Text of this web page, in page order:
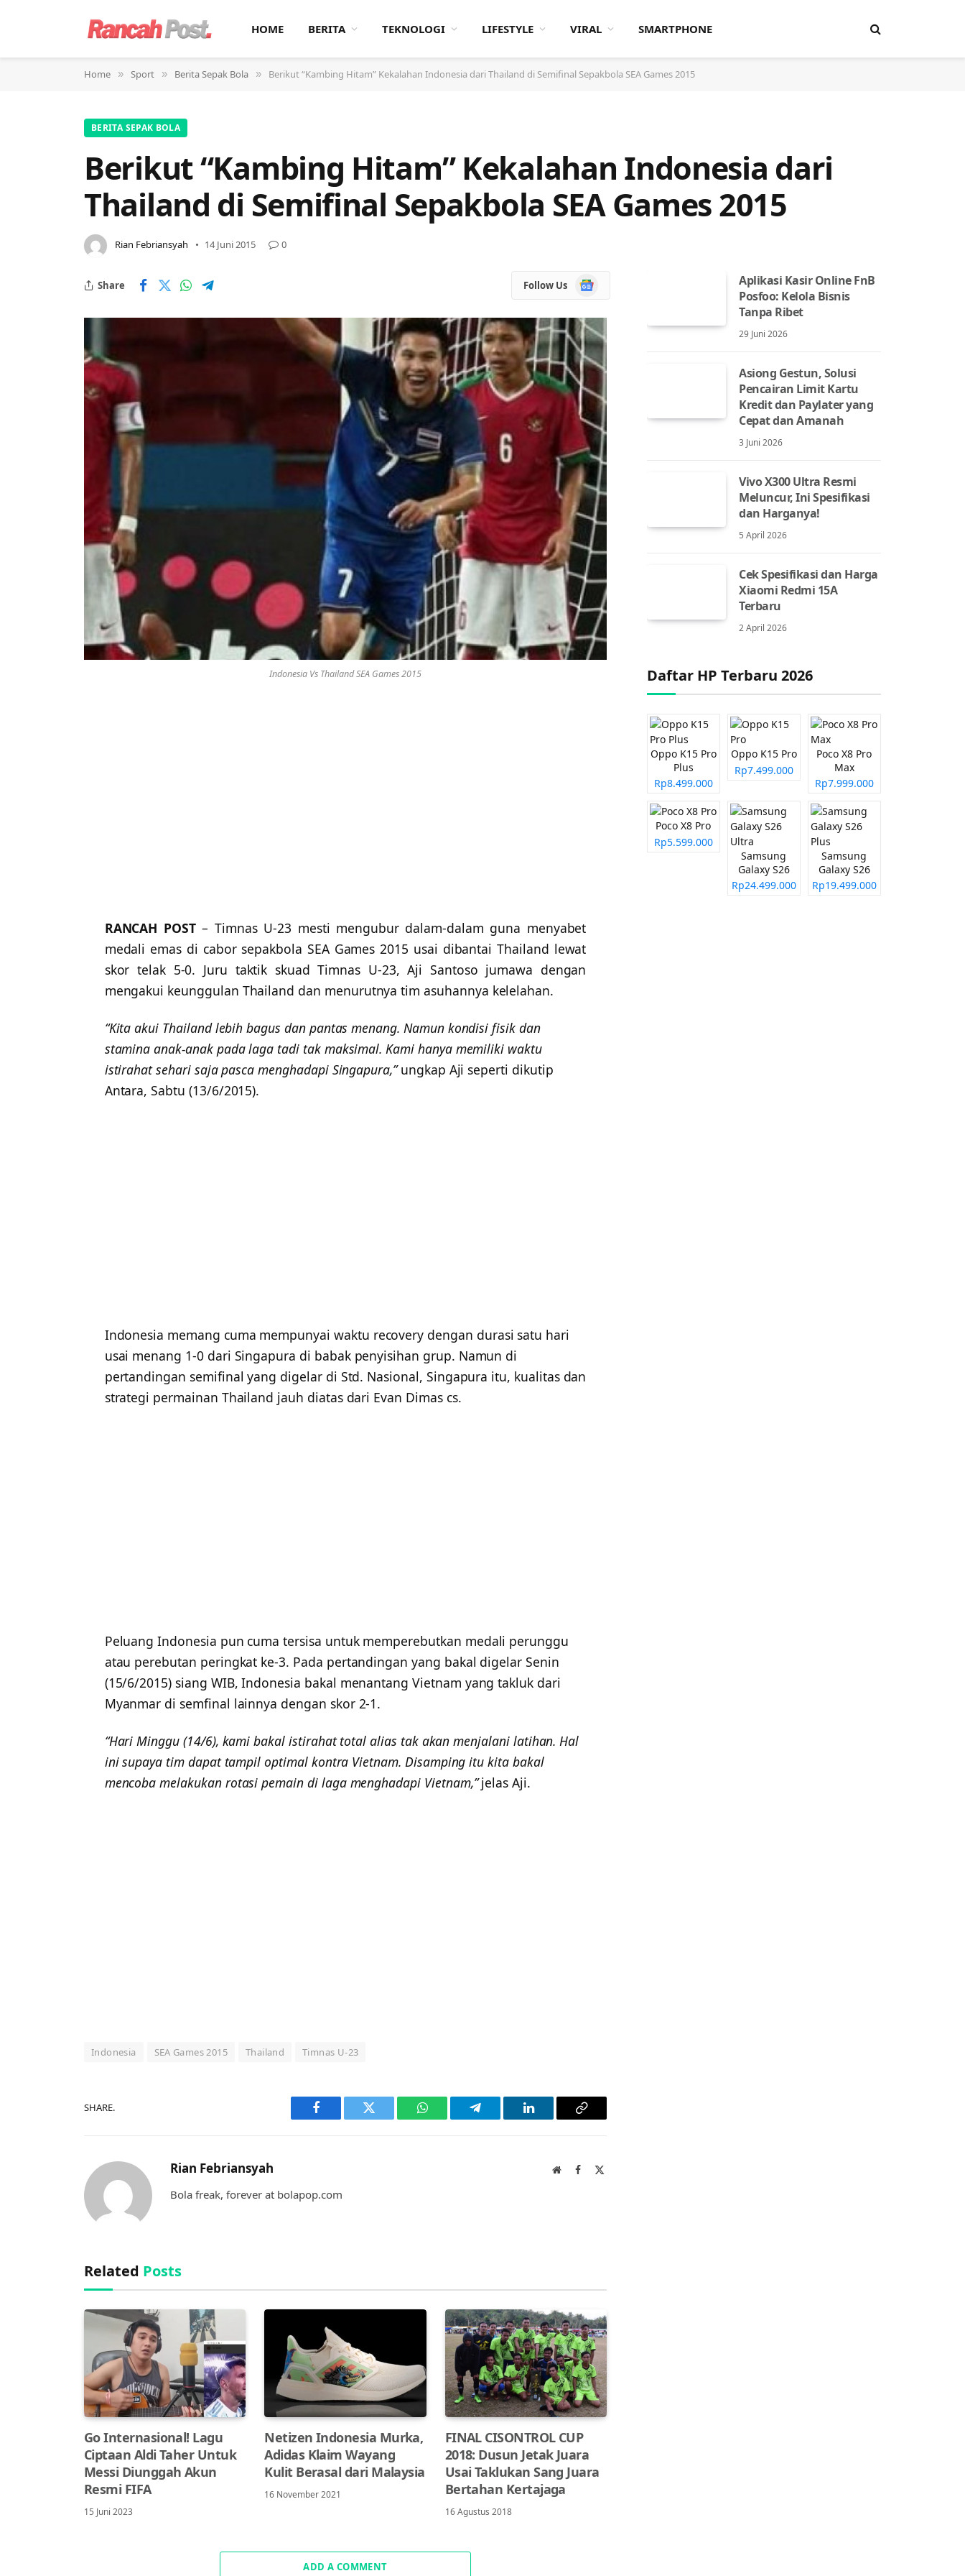
HOME BERITA TEKNOLOGI LIFESTYLE VIRAL SMARTPHONE
Home » Sport » Berita Sepak Bola » Berikut “Kambing Hitam” Kekalahan Indonesia dari Thailand di Semifinal Sepakbola SEA Games 2015
BERITA SEPAK BOLA
Berikut “Kambing Hitam” Kekalahan Indonesia dari
Thailand di Semifinal Sepakbola SEA Games 2015
Rian Febriansyah 14 Juni 2015 0
Share Follow Us
Google
News
Indonesia Vs Thailand SEA Games 2015
RANCAH POST– Timnas U-23 mesti mengubur dalam-dalam guna menyabet
medali emas di cabor sepakbola SEA Games 2015 usai dibantai Thailand lewat
skor telak 5-0. Juru taktik skuad Timnas U-23, Aji Santoso jumawa dengan
mengakui keunggulan Thailand dan menurutnya tim asuhannya kelelahan.
“Kita akui Thailand lebih bagus dan pantas menang. Namun kondisi fisik dan
stamina anak-anak pada laga tadi tak maksimal. Kami hanya memiliki waktu
istirahat sehari saja pasca menghadapi Singapura,”ungkap Aji seperti dikutip
Antara, Sabtu (13/6/2015).
Indonesia memang cuma mempunyai waktu recovery dengan durasi satu hari
usai menang 1-0 dari Singapura di babak penyisihan grup. Namun di
pertandingan semifinal yang digelar di Std. Nasional, Singapura itu, kualitas dan
strategi permainan Thailand jauh diatas dari Evan Dimas cs.
Peluang Indonesia pun cuma tersisa untuk memperebutkan medali perunggu
atau perebutan peringkat ke-3. Pada pertandingan yang bakal digelar Senin
(15/6/2015) siang WIB, Indonesia bakal menantang Vietnam yang takluk dari
Myanmar di semfinal lainnya dengan skor 2-1.
“Hari Minggu (14/6), kami bakal istirahat total alias tak akan menjalani latihan. Hal
ini supaya tim dapat tampil optimal kontra Vietnam. Disamping itu kita bakal
mencoba melakukan rotasi pemain di laga menghadapi Vietnam,”jelas Aji.
Indonesia SEA Games 2015 Thailand Timnas U-23
SHARE.
Facebook Twitter WhatsAppTelegram LinkedIn Copy
Rian Febriansyah WebsiteFacebook
Bola freak, forever at bolapop.com
Related Posts
Go Internasional! Lagu
Ciptaan Aldi Taher Untuk
Messi Diunggah Akun
Resmi FIFA
15 Juni 2023
Netizen Indonesia Murka,
Adidas Klaim Wayang
Kulit Berasal dari Malaysia
16 November 2021
FINAL CISONTROL CUP
2018: Dusun Jetak Juara
Usai Taklukan Sang Juara
Bertahan Kertajaga
16 Agustus 2018
ADD A COMMENT
Aplikasi Kasir Online FnB
Posfoo: Kelola Bisnis
Tanpa Ribet
29 Juni 2026
Asiong Gestun, Solusi
Pencairan Limit Kartu
Kredit dan Paylater yang
Cepat dan Amanah
3 Juni 2026
Vivo X300 Ultra Resmi
Meluncur, Ini Spesifikasi
dan Harganya!
5 April 2026
Cek Spesifikasi dan Harga
Xiaomi Redmi 15A
Terbaru
2 April 2026
Daftar HP Terbaru 2026
Oppo K15 Pro
Plus
Rp8.499.000
Oppo K15 Pro
Rp7.499.000
Poco X8 Pro
Max
Rp7.999.000
Poco X8 Pro
Rp5.599.000
Samsung
Galaxy S26
Ultra
Rp24.499.000
Samsung
Galaxy S26
Plus
Rp19.499.000